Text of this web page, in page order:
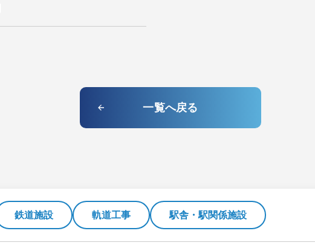
一覧へ戻る
鉄道施設 軌道工事 駅舎・駅関係施設